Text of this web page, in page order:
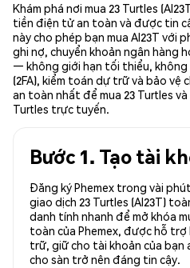
Khám phá nơi mua 23 Turtles
tiền điện tử an toàn và được tin
này cho phép bạn mua AI23T với
ghi nợ, chuyển khoản ngân hàng
— không giới hạn tối thiểu, không
(2FA), kiểm toán dự trữ và bảo vệ
an toàn nhất để mua 23 Turtles
Turtles trực tuyến.
Bước 1. Tạo tài
Đăng ký Phemex trong vài
giao dịch 23 Turtles (AI23T)
danh tính nhanh để mở khóa
toàn của Phemex, được hỗ trợ
trữ, giữ cho tài khoản của bạn
cho sàn trở nên đáng tin cậy.